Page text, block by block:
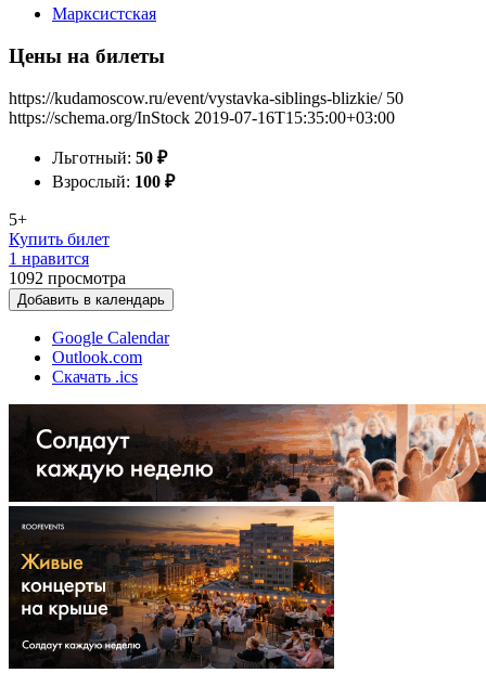
Марксистская
Цены на билеты
https://kudamoscow.ru/event/vystavka-siblings-blizkie/ 50
https://schema.org/InStock 2019-07-16T15:35:00+03:00
Льготный: 50 ₽
Взрослый: 100 ₽
5+
Купить билет
1 нравится
1092 просмотра
Добавить в календарь
Google Calendar
Outlook.com
Скачать .ics